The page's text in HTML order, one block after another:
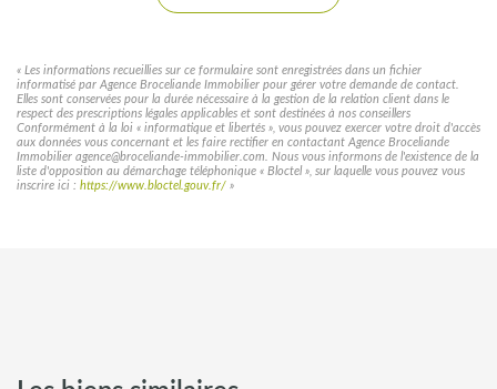
« Les informations recueillies sur ce formulaire sont enregistrées dans un fichier
informatisé par Agence Broceliande Immobilier pour gérer votre demande de contact.
Elles sont conservées pour la durée nécessaire à la gestion de la relation client dans le
respect des prescriptions légales applicables et sont destinées à nos conseillers
Conformément à la loi « informatique et libertés », vous pouvez exercer votre droit d'accès
aux données vous concernant et les faire rectifier en contactant Agence Broceliande
Immobilier agence@broceliande-immobilier.com. Nous vous informons de l'existence de la
liste d'opposition au démarchage téléphonique « Bloctel », sur laquelle vous pouvez vous
inscrire ici : https://www.bloctel.gouv.fr/ »